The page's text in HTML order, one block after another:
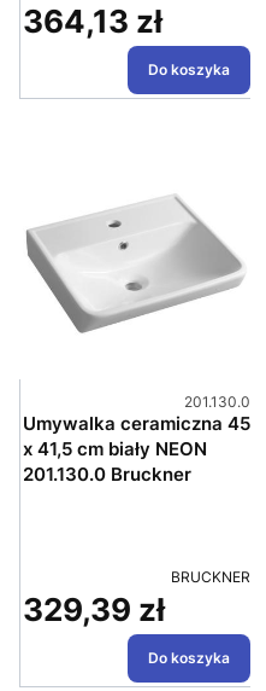
Cena
364,13 zł
Do koszyka
Kod produktu
201.130.0
Umywalka ceramiczna 45
x 41,5 cm biały NEON
201.130.0 Bruckner
PRODUCENT
BRUCKNER
Cena
329,39 zł
Do koszyka